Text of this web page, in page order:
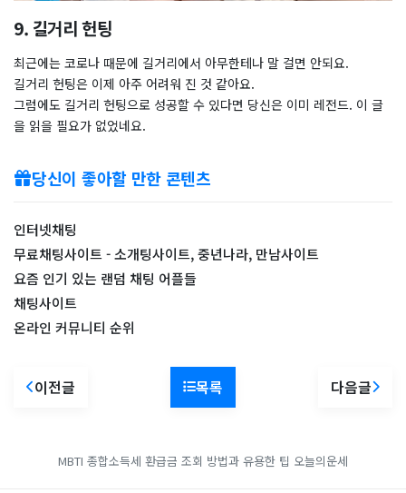
9. 길거리 헌팅
최근에는 코로나 때문에 길거리에서 아무한테나 말 걸면 안되요.
길거리 헌팅은 이제 아주 어려워 진 것 같아요.
그럼에도 길거리 헌팅으로 성공할 수 있다면 당신은 이미 레전드. 이 글
을 읽을 필요가 없었네요.
당신이 좋아할 만한 콘텐츠
인터넷채팅
무료채팅사이트 - 소개팅사이트, 중년나라, 만남사이트
요즘 인기 있는 랜덤 채팅 어플들
​채팅사이트
온라인 커뮤니티 순위
이전글 목록 다음글
MBTI 종합소득세 환급금 조회 방법과 유용한 팁 오늘의운세